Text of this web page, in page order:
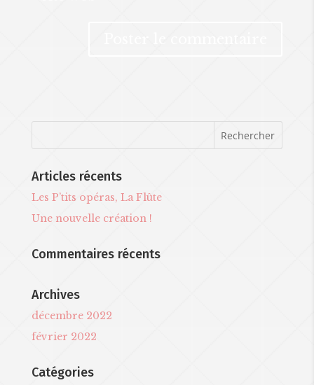
Articles récents
Les P’tits opéras, La Flûte
Une nouvelle création !
Commentaires récents
Archives
décembre 2022
février 2022
Catégories